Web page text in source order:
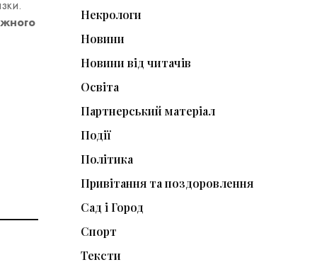
Некрологи
Новини
Новини від читачів
Освіта
Партнерський матеріал
Події
Політика
Привітання та поздоровлення
Сад і Город
Спорт
Тексти